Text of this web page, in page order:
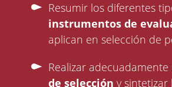
Resumir los diferentes
instrumentos de
aplican en selección de
Realizar
de selección y sintetizar